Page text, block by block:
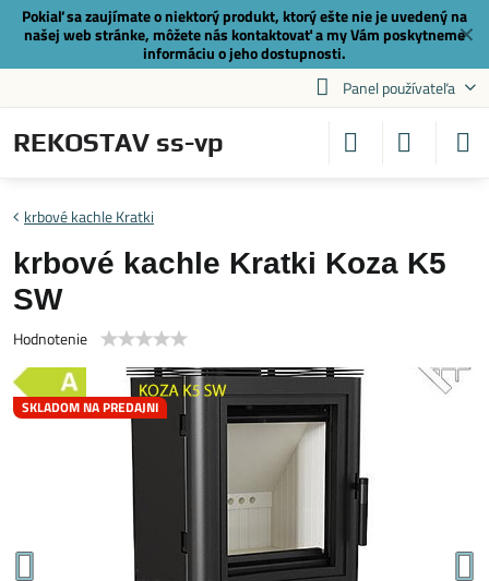
✕
Pokiaľ sa zaujímate o niektorý produkt, ktorý ešte nie je uvedený na
našej web stránke, môžete nás kontaktovaťa my Vám poskytneme
informáciu o jeho dostupnosti.
Panel používateľa
REKOSTAV ss-vp
SKLADOM NA PREDAJNI
krbové kachle Kratki
krbové kachle Kratki Koza K5
SW
Hodnotenie